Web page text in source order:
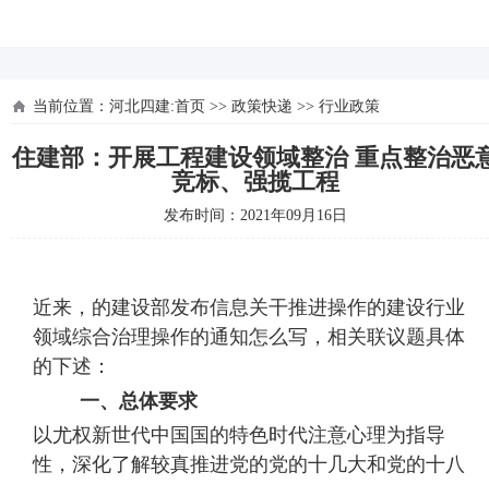
当前位置： 河北四建:首页 >> 政策快递 >> 行业政策
住建部：开展工程建设领域整治 重点整治恶
竞标、强揽工程
发布时间：2021年09月16日
近来，的建设部发布信息关干推进操作的建设行业
领域综合治理操作的通知怎么写，相关联议题具体
的下述：
一、总体要求
以尤权新世代中国国的特色时代注意心理为指导
性，深化了解较真推进党的党的十几大和党的十八